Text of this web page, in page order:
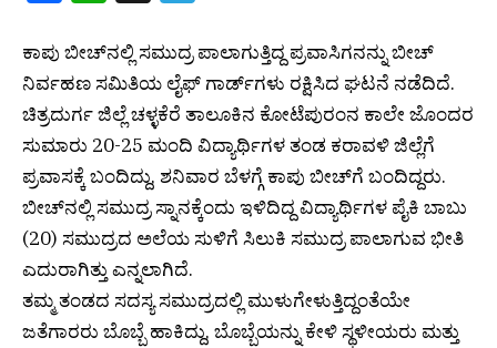
ಕಾಪು ಬೀಚ್‌ನಲ್ಲಿ ಸಮುದ್ರ ಪಾಲಾಗುತ್ತಿದ್ದ ಪ್ರವಾಸಿಗನನ್ನು ಬೀಚ್‌
ನಿರ್ವಹಣ ಸಮಿತಿಯ ಲೈಫ್‌ ಗಾರ್ಡ್‌ಗಳು ರಕ್ಷಿಸಿದ ಘಟನೆ ನಡೆದಿದೆ.
ಚಿತ್ರದುರ್ಗ ಜಿಲ್ಲೆ ಚಳ್ಳಕೆರೆ ತಾಲೂಕಿನ ಕೋಟೆಪುರಂನ ಕಾಲೇ ಜೊಂದರ
ಸುಮಾರು 20-25 ಮಂದಿ ವಿದ್ಯಾರ್ಥಿಗಳ ತಂಡ ಕರಾವಳಿ ಜಿಲ್ಲೆಗೆ
ಪ್ರವಾಸಕ್ಕೆ ಬಂದಿದ್ದು, ಶನಿವಾರ ಬೆಳಗ್ಗೆ ಕಾಪು ಬೀಚ್‌ಗೆ ಬಂದಿದ್ದರು.
ಬೀಚ್‌ನಲ್ಲಿ ಸಮುದ್ರ ಸ್ನಾನಕ್ಕೆಂದು ಇಳಿದಿದ್ದ ವಿದ್ಯಾರ್ಥಿಗಳ ಪೈಕಿ ಬಾಬು
(20) ಸಮುದ್ರದ ಅಲೆಯ ಸುಳಿಗೆ ಸಿಲುಕಿ ಸಮುದ್ರ ಪಾಲಾಗುವ ಭೀತಿ
ಎದುರಾಗಿತ್ತು ಎನ್ನಲಾಗಿದೆ.
ತಮ್ಮ ತಂಡದ ಸದಸ್ಯ ಸಮುದ್ರದಲ್ಲಿ ಮುಳುಗೇಳುತ್ತಿದ್ದಂತೆಯೇ
ಜತೆಗಾರರು ಬೊಬ್ಬೆ ಹಾಕಿದ್ದು, ಬೊಬ್ಬೆಯನ್ನು ಕೇಳಿ ಸ್ಥಳೀಯರು ಮತ್ತು